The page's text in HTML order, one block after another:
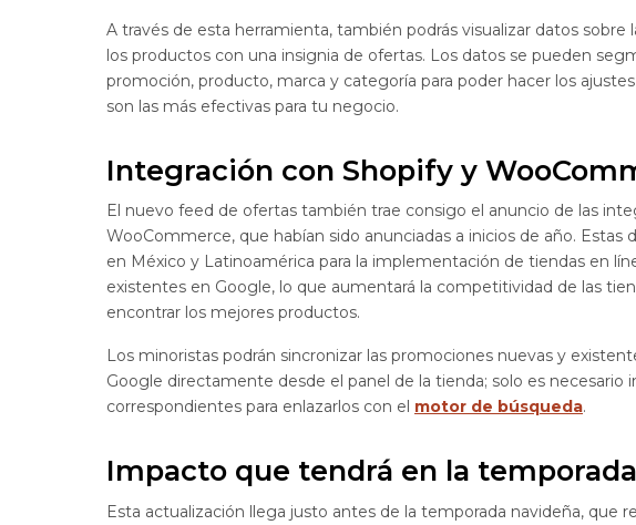
A través de esta herramienta, también podrás visualizar datos sobre
los productos con una insignia de ofertas. Los datos se pueden
promoción, producto, marca y categoría para poder hacer los
son las más efectivas para tu negocio.
Integración con Shopify y
El nuevo feed de ofertas también trae consigo el anuncio de las
WooCommerce, que habían sido anunciadas a inicios de año. Estas
en México y Latinoamérica para la implementación de tiendas en
existentes en Google, lo que aumentará la competitividad de las
encontrar los mejores productos.
Los minoristas podrán sincronizar las promociones nuevas y
Google directamente desde el panel de la tienda; solo es necesario
correspondientes para enlazarlos con el motor de búsqueda.
Impacto que tendrá en la
Esta actualización llega justo antes de la temporada navideña, que